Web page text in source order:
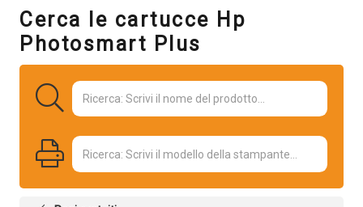
Cerca le cartucce Hp
Photosmart Plus